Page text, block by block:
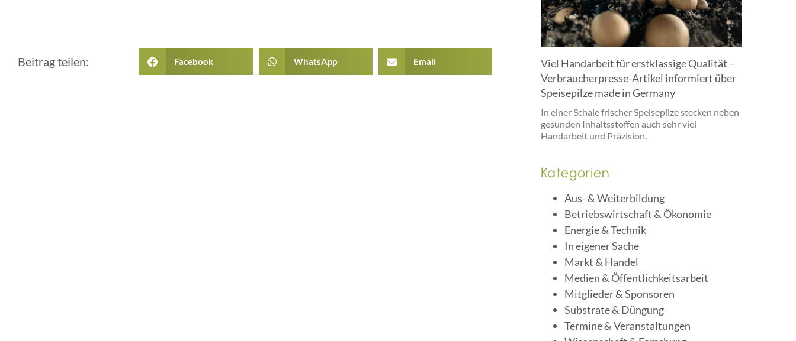
Beitrag teilen: Facebook WhatsApp Email
Viel Handarbeit für erstklassige Qualität –
Verbraucherpresse-Artikel informiert über
Speisepilze made in Germany
In einer Schale frischer Speisepilze stecken neben
gesunden Inhaltsstoffen auch sehr viel
Handarbeit und Präzision.
Kategorien
Aus- & Weiterbildung
Betriebswirtschaft & Ökonomie
Energie & Technik
In eigener Sache
Markt & Handel
Medien & Öffentlichkeitsarbeit
Mitglieder & Sponsoren
Substrate & Düngung
Termine & Veranstaltungen